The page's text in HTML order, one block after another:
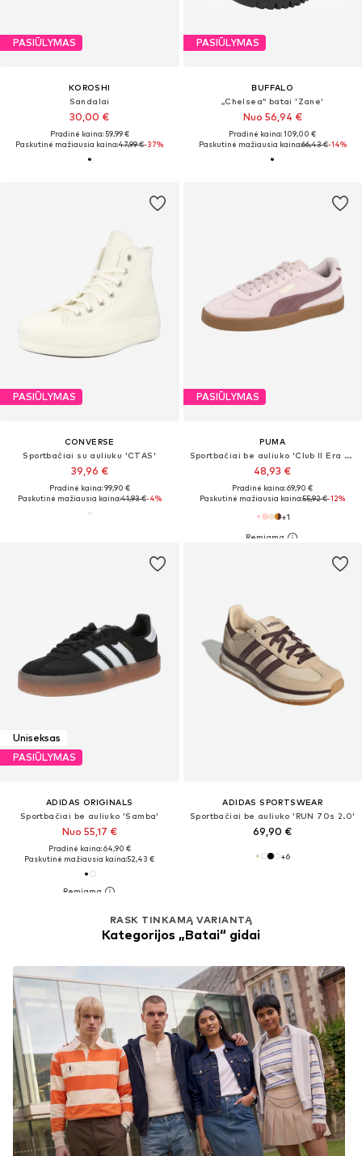
PASIŪLYMAS
KOROSHI
Sandalai
30,00 €
Pradinė kaina: 59,99 €
Paskutinė mažiausia kaina:47,99 €-37%
PASIŪLYMAS
BUFFALO
„Chelsea“ batai 'Zane'
Nuo 56,94 €
Pradinė kaina: 109,00 €
Paskutinė mažiausia kaina:66,43 €-14%
PASIŪLYMAS
CONVERSE
Sportbačiai su auliuku 'CTAS'
39,96 €
Pradinė kaina: 99,90 €
Paskutinė mažiausia kaina:41,93 €-4%
PASIŪLYMAS
PUMA
Sportbačiai be auliuko 'Club II Era Suede'
48,93 €
Pradinė kaina: 69,90 €
Paskutinė mažiausia kaina:55,92 €-12%
+1
Uniseksas
PASIŪLYMAS
ADIDAS ORIGINALS
Sportbačiai be auliuko 'Samba'
Nuo 55,17 €
Pradinė kaina: 64,90 €
Paskutinė mažiausia kaina:52,43 €
ADIDAS SPORTSWEAR
Sportbačiai be auliuko 'RUN 70s 2.0'
69,90 €
+6
RASK TINKAMĄ VARIANTĄ
Kategorijos „Batai“ gidai